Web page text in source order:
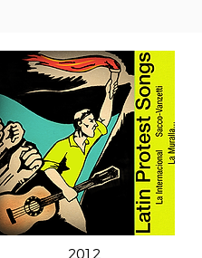
2012